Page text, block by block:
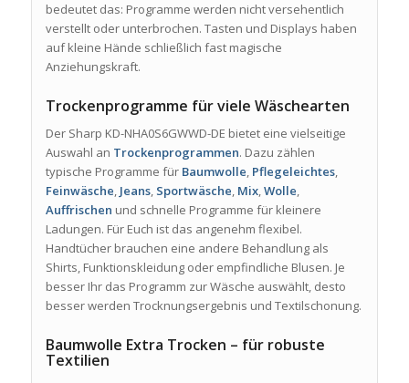
bedeutet das: Programme werden nicht versehentlich
verstellt oder unterbrochen. Tasten und Displays haben
auf kleine Hände schließlich fast magische
Anziehungskraft.
Trockenprogramme für viele Wäschearten
Der Sharp KD-NHA0S6GWWD-DE bietet eine vielseitige
Auswahl an Trockenprogrammen. Dazu zählen
typische Programme für Baumwolle, Pflegeleichtes,
Feinwäsche, Jeans, Sportwäsche, Mix,Wolle,
Auffrischen und schnelle Programme für kleinere
Ladungen. Für Euch ist das angenehm flexibel.
Handtücher brauchen eine andere Behandlung als
Shirts, Funktionskleidung oder empfindliche Blusen. Je
besser Ihr das Programm zur Wäsche auswählt, desto
besser werden Trocknungsergebnis und Textilschonung.
Baumwolle Extra Trocken – für robuste
Textilien